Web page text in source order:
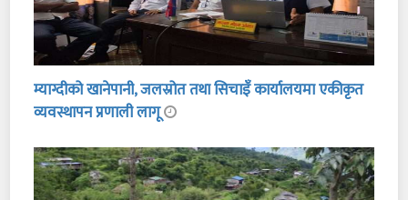
म्याग्दीको खानेपानी, जलस्रोत तथा सिचाइँ कार्यालयमा एकीकृत
व्यवस्थापन प्रणाली लागू